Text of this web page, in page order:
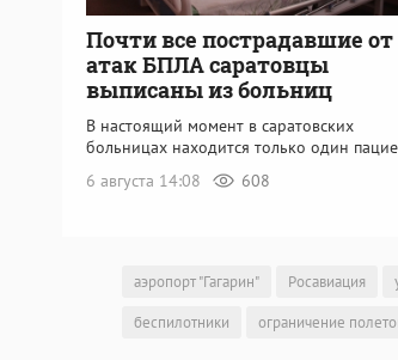
Почти все пострадавшие от
атак БПЛА саратовцы
выписаны из больниц
В настоящий момент в саратовских
больницах находится только один
6 августа 14:08
608
аэропорт "Гагарин" Росавиация
беспилотники
ограничение